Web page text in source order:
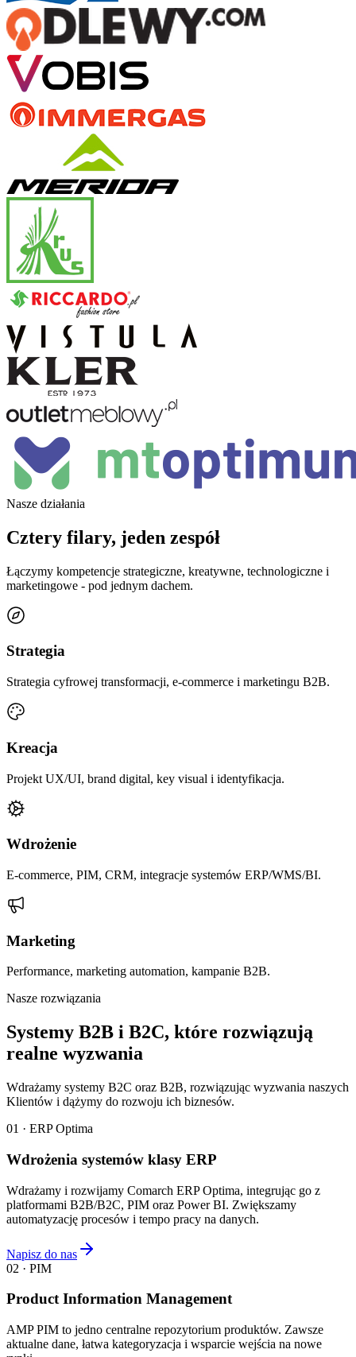
Nasze działania
Cztery filary, jeden zespół
Łączymy kompetencje strategiczne, kreatywne, technologiczne i
marketingowe - pod jednym dachem.
Strategia
Strategia cyfrowej transformacji, e-commerce i marketingu B2B.
Kreacja
Projekt UX/UI, brand digital, key visual i identyfikacja.
Wdrożenie
E-commerce, PIM, CRM, integracje systemów ERP/WMS/BI.
Marketing
Performance, marketing automation, kampanie B2B.
Nasze rozwiązania
Systemy B2B i B2C, które rozwiązują
realne wyzwania
Wdrażamy systemy B2C oraz B2B, rozwiązując wyzwania naszych
Klientów i dążymy do rozwoju ich biznesów.
01 · ERP Optima
Wdrożenia systemów klasy ERP
Wdrażamy i rozwijamy Comarch ERP Optima, integrując go z
platformami B2B/B2C, PIM oraz Power BI. Zwiększamy
automatyzację procesów i tempo pracy na danych.
Napisz do nas
02 · PIM
Product Information Management
AMP PIM to jedno centralne repozytorium produktów. Zawsze
aktualne dane, łatwa kategoryzacja i wsparcie wejścia na nowe